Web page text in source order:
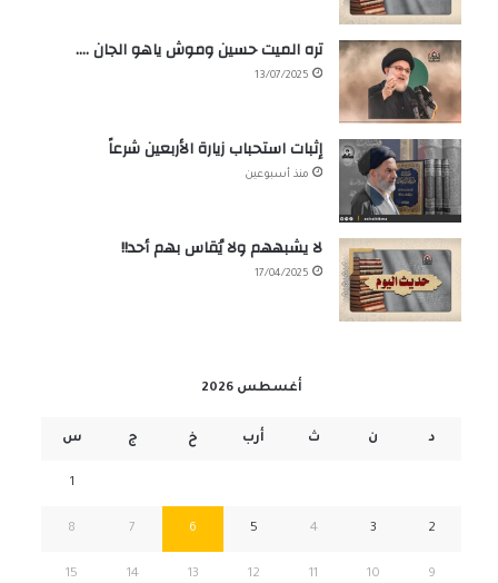
تره الميت حسين وموش ياهو الجان ….
13/07/2025
إثبات استحباب زيارة الأربعين شرعاً
منذ أسبوعين
لا يشبههم ولا يُقاس بهم أحد!!
17/04/2025
أغسطس 2026
د ن ث أرب خ ج س
1
2
3
4
5
6
7
8
9
10
11
12
13
14
15